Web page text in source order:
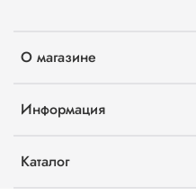
О магазине
Информация
Каталог